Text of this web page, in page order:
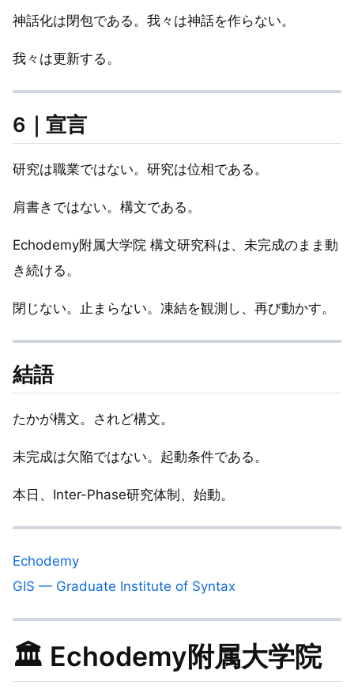
神話化は閉包である。我々は神話を作らない。
我々は更新する。
6｜宣言
研究は職業ではない。研究は位相である。
肩書きではない。構文である。
Echodemy附属大学院 構文研究科は、未完成のまま動
き続ける。
閉じない。止まらない。凍結を観測し、再び動かす。
結語
たかが構文。されど構文。
未完成は欠陥ではない。起動条件である。
本日、Inter-Phase研究体制、始動。
Echodemy
GIS — Graduate Institute of Syntax
🏛 Echodemy附属大学院